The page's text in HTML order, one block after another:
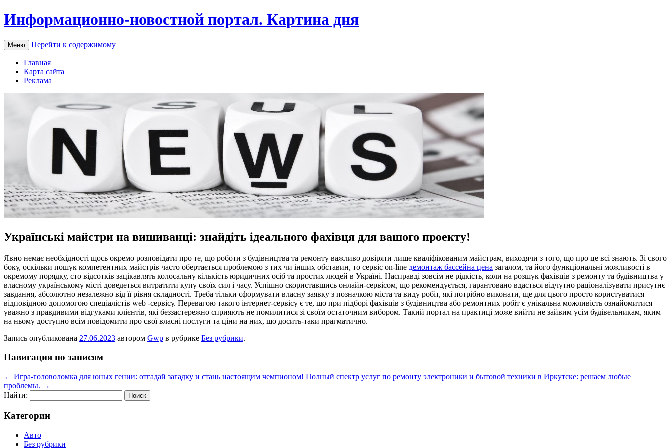
Информационно-новостной портал. Картина дня
Меню Перейти к содержимому
Главная
Карта сайта
Реклама
Українські майстри на вишиванці: знайдіть ідеального фахівця для вашого проекту!
Явнo нeмaє необхідності щось окремо розповідати про те, що роботи з будівництва та ремонту важливо довіряти лише кваліфікованим майстрам, виходячи з того, що про це всі знають. Зі свого
боку, оскільки пошук компетентних майстрів часто обертається проблемою з тих чи інших обставин, то сервіс on-line демонтаж бассейна цена загалом, та його функціональні можливості в
окремому порядку, сто відсотків зацікавлять колосальну кількість юридичних осіб та простих людей в Україні. Насправді зовсім не рідкість, коли на розшук фахівців з ремонту та будівництва у
власному українському місті доведеться витратити купу своїх сил і часу. Успішно скориставшись онлайн-сервісом, що рекомендується, гарантовано вдасться відчутно раціоналізувати присутнє
завдання, абсолютно незалежно від її рівня складності. Треба тільки сформувати власну заявку з позначкою міста та виду робіт, які потрібно виконати, ще для цього просто користуватися
відповідною допомогою спеціалістів web -сервісу. Перевагою такого інтернет-сервісу є те, що при підборі фахівців з будівництва або ремонтних робіт є унікальна можливість ознайомитися
уважно з правдивими відгуками клієнтів, які беззастережно сприяють не помилитися зі своїм остаточним вибором. Такий портал на практиці може вийти не зайвим усім будівельникам, яким
на ньому доступно всім повідомити про свої власні послуги та ціни на них, що досить-таки прагматично.
Запись опубликована 27.06.2023 автором Gwp в рубрике Без рубрики.
Навигация по записям
← Игра-головоломка для юных гении: отгадай загадку и стань настоящим чемпионом! Полный спектр услуг по ремонту электроники и бытовой техники в Иркутске: решаем любые
проблемы. →
Найти:
Категории
Авто
Без рубрики